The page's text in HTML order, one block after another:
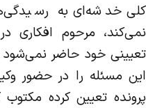
کلی خدشه‌ای به
نمی‌کند، مرحوم
تعیینی خود حاضر نمی‌شود
این مسئله را در حضور
پرونده تعیین کرده